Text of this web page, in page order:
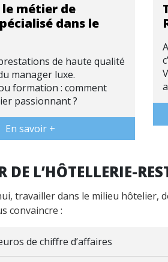
le métier de
dans le
de haute qualité
manager luxe.
formation : comment
passionnant ?
En savoir +
DE L’HÔTELLERIE-
travailler dans le milieu hôtelier,
convaincre :
de chiffre d’affaires